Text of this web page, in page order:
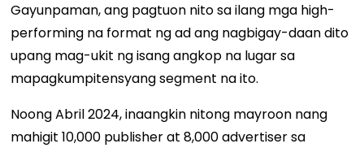
Gayunpaman, ang pagtuon nito sa ilang mga high-
performing na format ng ad ang nagbigay-daan dito
upang mag-ukit ng isang angkop na lugar sa
mapagkumpitensyang segment na ito.
Noong Abril 2024, inaangkin nitong mayroon nang
mahigit 10,000 publisher at 8,000 advertiser sa